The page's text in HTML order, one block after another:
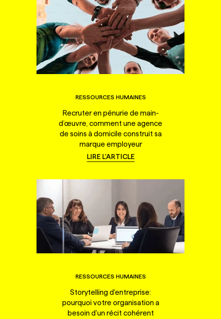
RESSOURCES HUMAINES
Recruter en pénurie de main-
d’œuvre, comment une agence
de soins à domicile construit sa
marque employeur
LIRE L'ARTICLE
RESSOURCES HUMAINES
Storytelling d'entreprise:
pourquoi votre organisation a
besoin d'un récit cohérent